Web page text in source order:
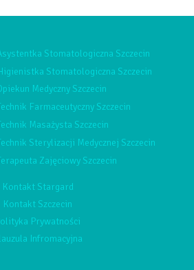
Stomatologiczna Szczecin
Stomatologiczna Szczecin
Medyczny Szczecin
Farmaceutyczny Szczecin
Masażysta Szczecin
Sterylizacji Medycznej Szczecin
Zajęciowy Szczecin
Kontakt Stargard
Kontakt Szczecin
Prywatności
Infromacyjna